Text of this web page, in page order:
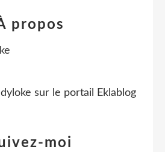
moi
propos
dyloke sur le portail Eklablog